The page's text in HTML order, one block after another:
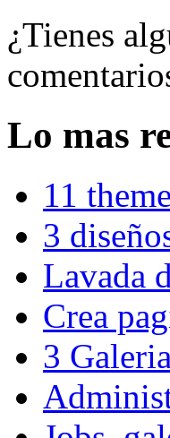
¿Tienes
Lo mas
11
3
Lavada
Crea
3